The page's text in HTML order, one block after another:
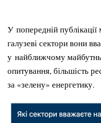
У попередній
галузеві сектори вони
у найближчому
опитування, більшість
за «зелену» енергетику.